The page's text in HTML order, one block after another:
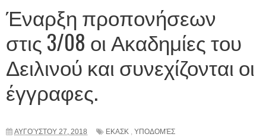
Έναρξη προπονήσεων
στις 3/08 οι Ακαδημίες του
Δειλινού και συνεχίζονται οι
έγγραφες.
ΑΥΓΟΎΣΤΟΥ 27, 2018 ΕΚΑΣΚ , ΥΠΟΔΟΜΈΣ